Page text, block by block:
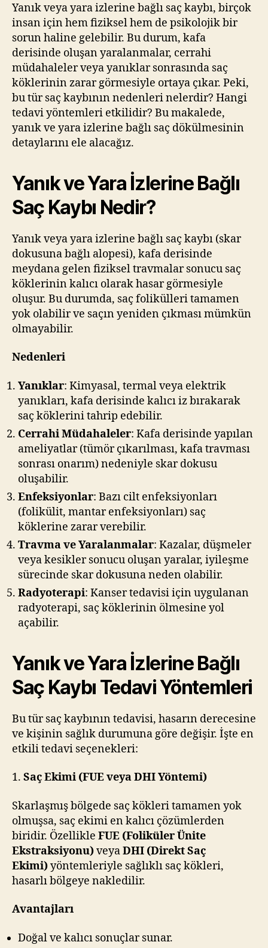
Yanık veya yara izlerine bağlı saç kaybı, birçok
insan için hem fiziksel hem de psikolojik bir
sorun haline gelebilir. Bu durum, kafa
derisinde oluşan yaralanmalar, cerrahi
müdahaleler veya yanıklar sonrasında saç
köklerinin zarar görmesiyle ortaya çıkar. Peki,
bu tür saç kaybının nedenleri nelerdir? Hangi
tedavi yöntemleri etkilidir? Bu makalede,
yanık ve yara izlerine bağlı saç dökülmesinin
detaylarını ele alacağız.
Yanık ve Yara İzlerine Bağlı
Saç Kaybı Nedir?
Yanık veya yara izlerine bağlı saç kaybı (skar
dokusuna bağlı alopesi), kafa derisinde
meydana gelen fiziksel travmalar sonucu saç
köklerinin kalıcı olarak hasar görmesiyle
oluşur. Bu durumda, saç folikülleri tamamen
yok olabilir ve saçın yeniden çıkması mümkün
olmayabilir.
Nedenleri
Yanıklar: Kimyasal, termal veya elektrik
yanıkları, kafa derisinde kalıcı iz bırakarak
saç köklerini tahrip edebilir.
Cerrahi Müdahaleler: Kafa derisinde yapılan
ameliyatlar (tümör çıkarılması, kafa travması
sonrası onarım) nedeniyle skar dokusu
oluşabilir.
Enfeksiyonlar: Bazı cilt enfeksiyonları
(folikülit, mantar enfeksiyonları) saç
köklerine zarar verebilir.
Travma ve Yaralanmalar: Kazalar, düşmeler
veya kesikler sonucu oluşan yaralar, iyileşme
sürecinde skar dokusuna neden olabilir.
Radyoterapi: Kanser tedavisi için uygulanan
radyoterapi, saç köklerinin ölmesine yol
açabilir.
Yanık ve Yara İzlerine Bağlı
Saç Kaybı Tedavi Yöntemleri
Bu tür saç kaybının tedavisi, hasarın derecesine
ve kişinin sağlık durumuna göre değişir. İşte en
etkili tedavi seçenekleri:
1. Saç Ekimi (FUE veya DHI Yöntemi)
Skarlaşmış bölgede saç kökleri tamamen yok
olmuşsa, saç ekimi en kalıcı çözümlerden
biridir. Özellikle FUE (Foliküler Ünite
Ekstraksiyonu)veyaDHI (Direkt Saç
Ekimi)yöntemleriyle sağlıklı saç kökleri,
hasarlı bölgeye nakledilir.
Avantajları
Doğal ve kalıcı sonuçlar sunar.